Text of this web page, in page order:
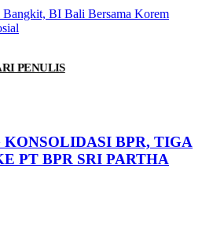
Bangkit, BI Bali Bersama Korem
PENULIS
BPR, TIGA
PT BPR SRI PARTHA